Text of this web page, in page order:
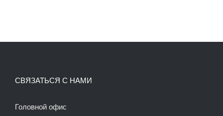
СВЯЗАТЬСЯ С НАМИ
Головной офис